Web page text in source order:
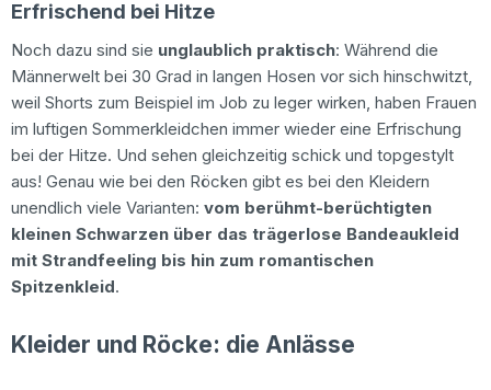
Erfrischend bei Hitze
Noch dazu sind sie unglaublich praktisch: Während die
Männerwelt bei 30 Grad in langen Hosen vor sich hinschwitzt,
weil Shorts zum Beispiel im Job zu leger wirken, haben Frauen
im luftigen Sommerkleidchen immer wieder eine Erfrischung
bei der Hitze. Und sehen gleichzeitig schick und topgestylt
aus! Genau wie bei den Röcken gibt es bei den Kleidern
unendlich viele Varianten: vom berühmt-berüchtigten
kleinen Schwarzen über das trägerlose Bandeaukleid
mit Strandfeeling bis hin zum romantischen
Spitzenkleid.
Kleider und Röcke: die Anlässe